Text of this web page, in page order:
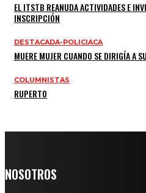
EL ITSTB REANUDA ACTIVIDADES E
INSCRIPCIÓN
DESTACADA-POLICIACA
MUERE MUJER CUANDO SE DIRIGÍA A
COLUMNISTAS
RUPERTO
NOSOTROS